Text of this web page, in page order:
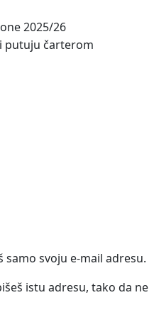
2025/26
putuju čarterom
svoju e-mail adresu.
istu adresu, tako da ne